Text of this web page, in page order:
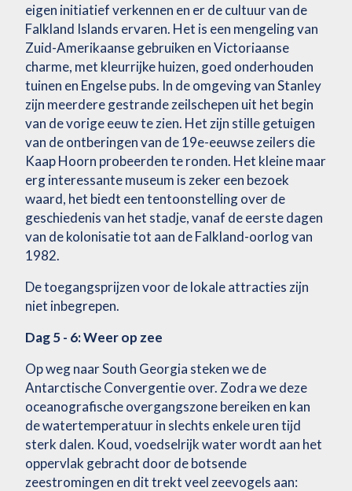
eigen initiatief verkennen en er de cultuur van de
Falkland Islands ervaren. Het is een mengeling van
Zuid-Amerikaanse gebruiken en Victoriaanse
charme, met kleurrijke huizen, goed onderhouden
tuinen en Engelse pubs. In de omgeving van Stanley
zijn meerdere gestrande zeilschepen uit het begin
van de vorige eeuw te zien. Het zijn stille getuigen
van de ontberingen van de 19e-eeuwse zeilers die
Kaap Hoorn probeerden te ronden. Het kleine maar
erg interessante museum is zeker een bezoek
waard, het biedt een tentoonstelling over de
geschiedenis van het stadje, vanaf de eerste dagen
van de kolonisatie tot aan de Falkland-oorlog van
1982.
De toegangsprijzen voor de lokale attracties zijn
niet inbegrepen.
Dag 5 - 6: Weer op zee
Op weg naar South Georgia steken we de
Antarctische Convergentie over. Zodra we deze
oceanografische overgangszone bereiken en kan
de watertemperatuur in slechts enkele uren tijd
sterk dalen. Koud, voedselrijk water wordt aan het
oppervlak gebracht door de botsende
zeestromingen en dit trekt veel zeevogels aan: